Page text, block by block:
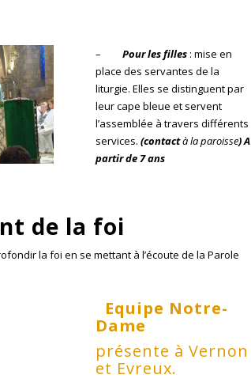
– Pour les filles : mise en
place des servantes de la
liturgie. Elles se distinguent par
leur cape bleue et servent
l’assemblée à travers différents
services. (contactà la paroisse) A
partir de 7 ans
de la foi
la foi en se mettant à l’écoute de la Parole
Equipe Notre-
Dame
présente à Vernon
et Evreux.